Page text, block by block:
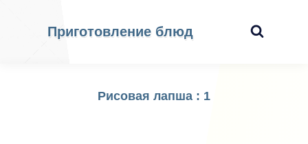
Приготовление блюд
Рисовая лапша : 1